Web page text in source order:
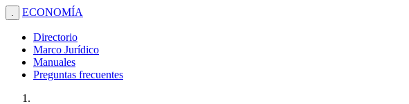
. ECONOMÍA
Directorio
Marco Jurídico
Manuales
Preguntas frecuentes